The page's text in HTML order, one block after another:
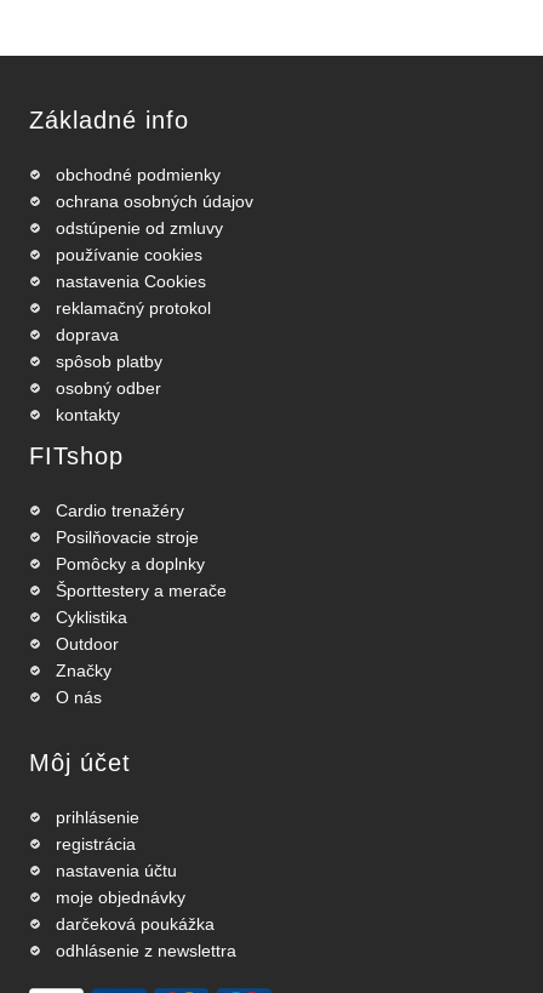
Základné info
obchodné podmienky
ochrana osobných údajov
odstúpenie od zmluvy
používanie cookies
nastavenia Cookies
reklamačný protokol
doprava
spôsob platby
osobný odber
kontakty
FITshop
Cardio trenažéry
Posilňovacie stroje
Pomôcky a doplnky
Športtestery a merače
Cyklistika
Outdoor
Značky
O nás
Môj účet
prihlásenie
registrácia
nastavenia účtu
moje objednávky
darčeková poukážka
odhlásenie z newslettra